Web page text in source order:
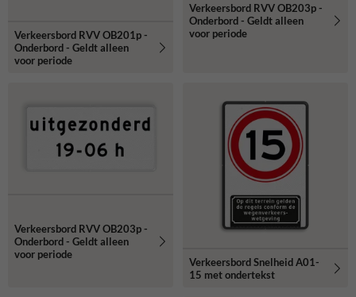
Verkeersbord RVV OB201p -
Onderbord - Geldt alleen
voor periode
Verkeersbord RVV OB203p -
Onderbord - Geldt alleen
voor periode
Verkeersbord RVV OB203p -
Onderbord - Geldt alleen
voor periode
Verkeersbord Snelheid A01-
15 met ondertekst